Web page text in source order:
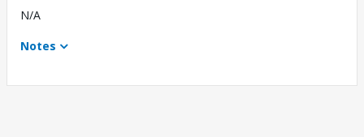
N/A
Notes